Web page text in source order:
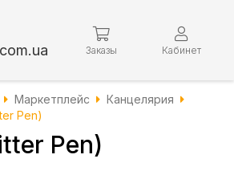
Заказы Кабинет
Маркетплейс
Канцелярия
Pen)
Pen)